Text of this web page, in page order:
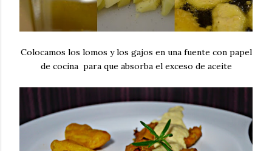
Colocamos los lomos y los gajos en una fuente con papel
de cocina para que absorba el exceso de aceite